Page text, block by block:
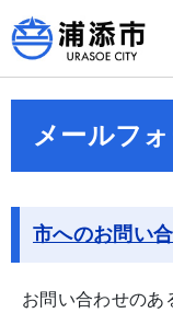
メールフォ
市へのお問い
お問い合わせのあ